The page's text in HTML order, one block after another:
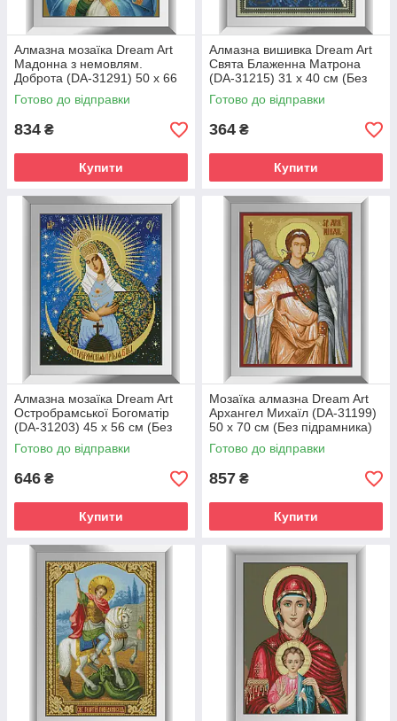
Алмазна мозаїка Dream Art
Мадонна з немовлям.
Доброта (DA-31291) 50 x 66
см (Без підрамника)
Готово до відправки
834 ₴
Купити
Алмазна вишивка Dream Art
Свята Блаженна Матрона
(DA-31215) 31 x 40 см (Без
підрамника)
Готово до відправки
364 ₴
Купити
Алмазна мозаїка Dream Art
Остробрамської Богоматір
(DA-31203) 45 x 56 см (Без
підрамника)
Готово до відправки
646 ₴
Купити
Мозаїка алмазна Dream Art
Архангел Михаїл (DA-31199)
50 x 70 см (Без підрамника)
Готово до відправки
857 ₴
Купити